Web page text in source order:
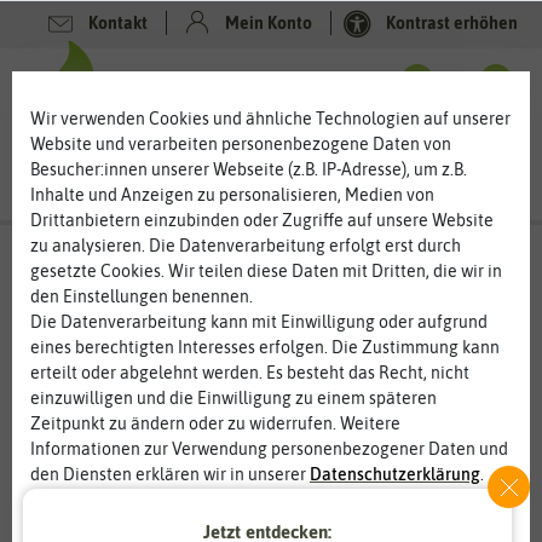
Kontakt Mein Konto Kontrast erhöhen
-50%
Wir verwenden Cookies und ähnliche Technologien auf unserer
Website und verarbeiten personenbezogene Daten von
Besucher:innen unserer Webseite (z.B. IP-Adresse), um z.B.
Inhalte und Anzeigen zu personalisieren, Medien von
Drittanbietern einzubinden oder Zugriffe auf unsere Website
zu analysieren. Die Datenverarbeitung erfolgt erst durch
gesetzte Cookies. Wir teilen diese Daten mit Dritten, die wir in
den Einstellungen benennen.
Die Datenverarbeitung kann mit Einwilligung oder aufgrund
eines berechtigten Interesses erfolgen. Die Zustimmung kann
erteilt oder abgelehnt werden. Es besteht das Recht, nicht
einzuwilligen und die Einwilligung zu einem späteren
Zeitpunkt zu ändern oder zu widerrufen. Weitere
Informationen zur Verwendung personenbezogener Daten und
den Diensten erklären wir in unserer Daten­schutz­erklärung
Statistik
Jetzt entdecken: